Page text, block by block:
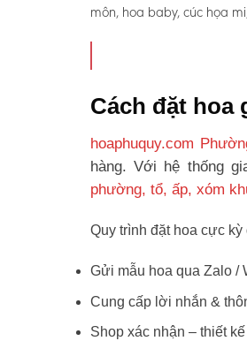
môn, hoa baby, cúc họa
Cách đặt hoa
hoaphuquy.com
hàng. Với hệ thống
phường, tổ, ấp, xóm
Quy trình đặt hoa cực kỳ
Gửi mẫu hoa qua Zalo /
Cung cấp lời nhắn &
Shop xác nhận – thiết